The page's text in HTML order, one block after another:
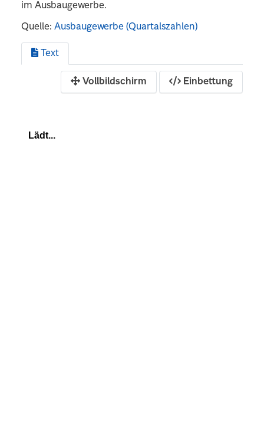
im Ausbaugewerbe.
Quelle:Ausbaugewerbe (Quartalszahlen)
Text
Vollbildschirm Einbettung